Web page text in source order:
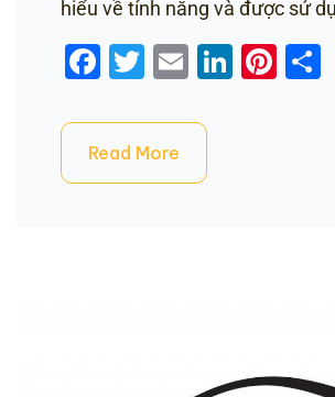
hiểu về tính năng và được sử
Facebook
Twitter
Email
Read More